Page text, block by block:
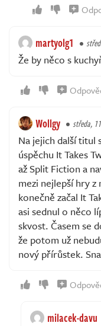
martyolg1
Že by něco s
Wollgy středa,
Na jejich další titul
úspěchu It Takes
až Split Fiction a
mezi nejlepší hry
konečně začal It
asi sednul o něco
skvost. Časem se
že potom už
nový přírůstek.
milacek-davu